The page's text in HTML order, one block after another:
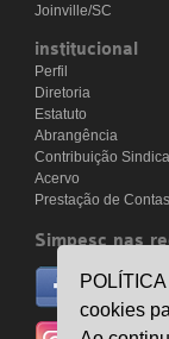
Joinville/SC
institucional
Perfil
Diretoria
Estatuto
Abrangência
Contribuição
Acervo
Prestação de Contas
Simpesc nas
no facebook
/simpesc
no
cookies